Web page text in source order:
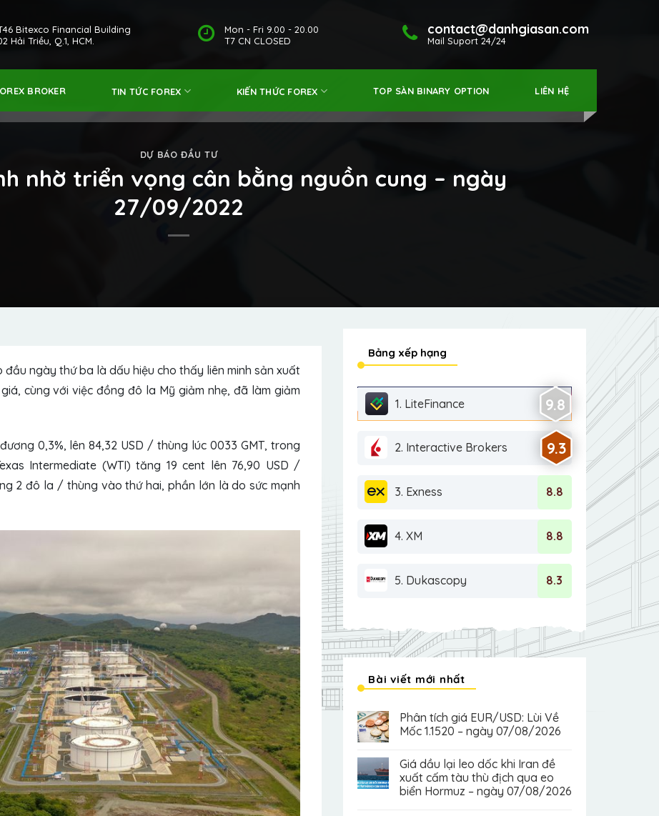
contact@danhgiasan.com
Mail Suport 24/24
Mon - Fri 9.00 - 20.00
T7 CN CLOSED
Bitexco Financial Building
Hải Triều, Q.1, HCM.
BROKER TIN TỨC FOREX KIẾN THỨC FOREX TOP SÀN BINARY OPTION LIÊN HỆ
DỰ BÁO ĐẦU TƯ
nhờ triển vọng cân bằng nguồn cung – ngày
27/09/2022
ngày thứ ba là dấu hiệu cho thấy liên minh sản xuất
cùng với việc đồng đô la Mỹ giảm nhẹ, đã làm giảm
0,3%, lên 84,32 USD / thùng lúc 0033 GMT, trong
Intermediate (WTI) tăng 19 cent lên 76,90 USD /
2 đô la / thùng vào thứ hai, phần lớn là do sức mạnh
Bảng xếp hạng
1. LiteFinance 9.8
2. Interactive Brokers 9.3
3. Exness 8.8
4. XM 8.8
5. Dukascopy 8.3
Bài viết mới nhất
Phân tích giá EUR/USD: Lùi Về
Mốc 1.1520 – ngày 07/08/2026
Giá dầu lại leo dốc khi Iran đề
xuất cấm tàu thù địch qua eo
biển Hormuz – ngày 07/08/2026